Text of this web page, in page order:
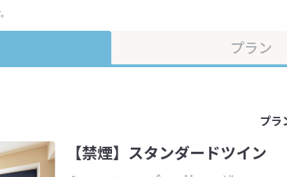
プラン
プラ
【禁煙】スタンダードツイン